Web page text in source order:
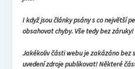
I když jsou články psány s co největší
obsahovat chyby. Vše tedy bez záruky!
Jakékoliv části webu je zakázáno bez
uvedení zdroje publikovat! Některé